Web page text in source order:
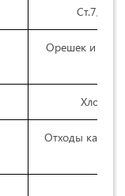
Ст.7,11 с
Орешек и пух
Хлопок
Отходы